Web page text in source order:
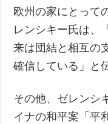
欧州の家にとって
レンシキー氏は、
来は団結と相互の
確信している」と
その他、ゼレンシ
イナの和平案「平